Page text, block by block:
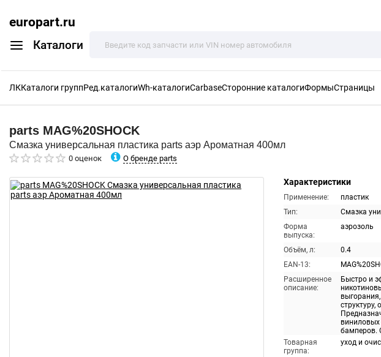
europart.ru
Каталоги
ЛККаталоги группРед.каталогиWh-каталогиCarbaseСторонние каталогиФормыСтраницы
parts MAG%20SHOCK
Смазка универсальная пластика parts аэр Ароматная 400мл
0 оценок О бренде parts
Характеристики
Применение:
пластик
Тип:
Смазка
Форма
выпуска:
аэрозоль
Объём, л:
0.4
EAN-13:
Расширенное
описание:
Быстро и
структуру,
виниловых
бамперов.
Товарная
группа:
уход и